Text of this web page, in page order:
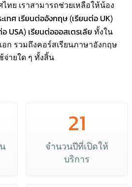
ทย เราสามารถช่วยเหลือให้น้อง
เทศ เรียนต่ออังกฤษ (เรียนต่อ UK)
USA) เรียนต่อออสเตรเลีย ทั้งใน
ก รวมถึงคอร์สเรียนภาษาอังกฤษ
จ่ายใด ๆ ทั้งสิ้น
21
จำนวนปีที่เปิดให้
บริการ